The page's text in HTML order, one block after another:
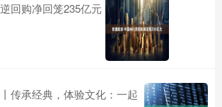
回购净回笼235亿元
传承经典，体验文化：一起